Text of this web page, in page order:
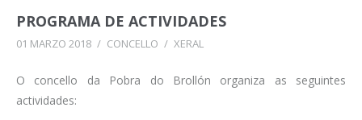
PROGRAMA DE ACTIVIDADES
01 MARZO 2018 / CONCELLO / XERAL
O concello da Pobra do Brollón organiza as seguintes
actividades: